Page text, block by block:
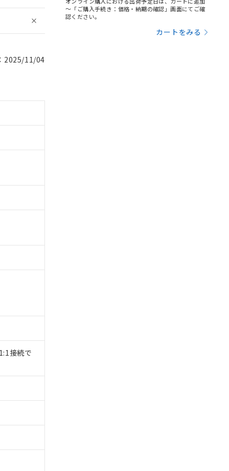
2025/11/04
接続で
～「ご購入手続き：価格・納期の確認」画面にてご確
認ください。
カートをみる